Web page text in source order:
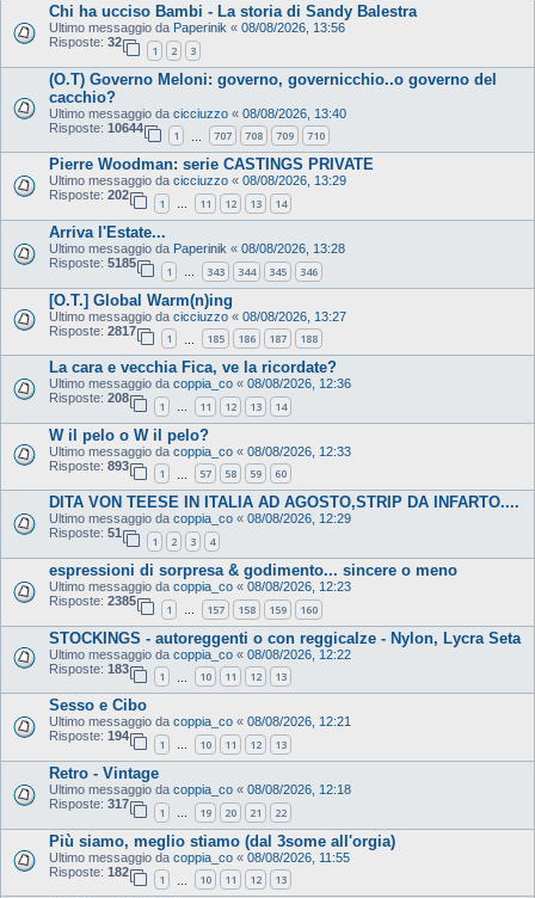
Chi ha ucciso Bambi - La storia di Sandy Balestra
Ultimo messaggio da Paperinik « 08/08/2026, 13:56
Risposte: 32
1 2 3
(O.T) Governo Meloni: governo, governicchio..o governo del
cacchio?
Ultimo messaggio da cicciuzzo « 08/08/2026, 13:40
Risposte: 10644
1 707 708 709 710
Pierre Woodman: serie CASTINGS PRIVATE
Ultimo messaggio da cicciuzzo « 08/08/2026, 13:29
Risposte: 202
1 … 11 12 13 14
Arriva l'Estate...
Ultimo messaggio da Paperinik « 08/08/2026, 13:28
Risposte: 5185
1 … 343 344 345 346
[O.T.] Global Warm(n)ing
Ultimo messaggio da cicciuzzo « 08/08/2026, 13:27
Risposte: 2817
1 185 186 187 188
La cara e vecchia Fica, ve la ricordate?
Ultimo messaggio da coppia_co « 08/08/2026, 12:36
Risposte: 208
1 … 11 12 13 14
W il pelo o W il pelo?
Ultimo messaggio da coppia_co « 08/08/2026, 12:33
Risposte: 893
1 57 58 59 60
DITA VON TEESE IN ITALIA AD AGOSTO,STRIP DA INFARTO....
Ultimo messaggio da coppia_co « 08/08/2026, 12:29
Risposte: 51
1 2 3 4
espressioni di sorpresa & godimento... sincere o meno
Ultimo messaggio da coppia_co « 08/08/2026, 12:23
Risposte: 2385
1 … 157 158 159 160
STOCKINGS - autoreggenti o con reggicalze - Nylon, Lycra Seta
Ultimo messaggio da coppia_co « 08/08/2026, 12:22
Risposte: 183
1 10 11 12 13
Sesso e Cibo
Ultimo messaggio da coppia_co « 08/08/2026, 12:21
Risposte: 194
1 … 10 11 12 13
Retro - Vintage
Ultimo messaggio da coppia_co « 08/08/2026, 12:18
Risposte: 317
1 … 19 20 21 22
Più siamo, meglio stiamo (dal 3some all'orgia)
Ultimo messaggio da coppia_co « 08/08/2026, 11:55
Risposte: 182
1 10 11 12 13